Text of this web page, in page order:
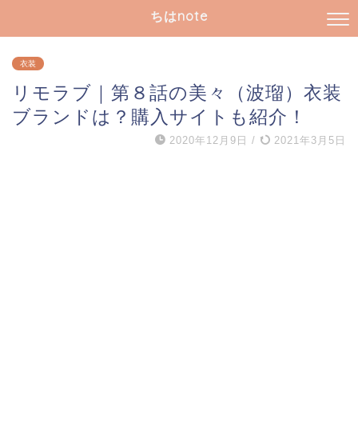
ちはnote
衣装
リモラブ｜第８話の美々（波瑠）衣装
ブランドは？購入サイトも紹介！
2020年12月9日 / 2021年3月5日